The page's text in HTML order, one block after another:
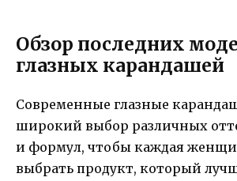
Обзор последних
глазных карандашей
Современные глазные
широкий выбор различных
и формул, чтобы каждая
выбрать продукт, который